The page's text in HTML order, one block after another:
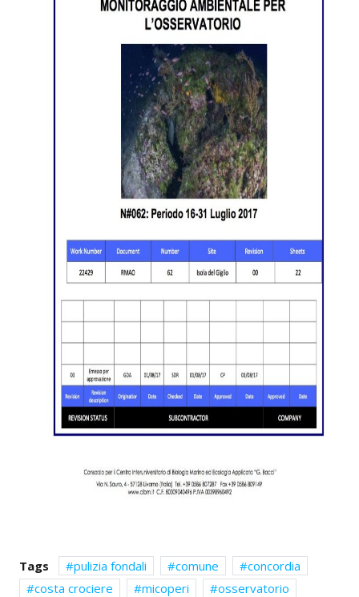
Tags pulizia fondali comune
concordia
costa crociere
micoperi osservatorio